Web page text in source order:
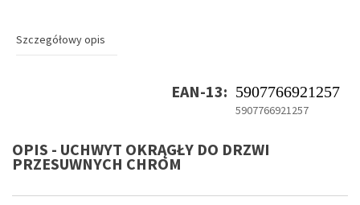
Szczegółowy opis
EAN-13: 5907766921257
5907766921257
OPIS - UCHWYT OKRĄGŁY DO DRZWI
PRZESUWNYCH CHROM